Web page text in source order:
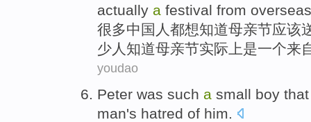
actually a festival from overseas
很多中国人 都想知道母亲节应该
少人 知道母亲节实际上是一个来
youdao
Peter was such a small boy
man's hatred of him.